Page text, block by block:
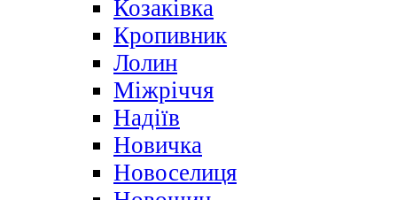
Козаківка
Кропивник
Лолин
Міжріччя
Надіїв
Новичка
Новоселиця